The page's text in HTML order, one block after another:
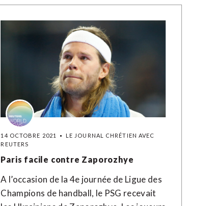
14 OCTOBRE 2021
LE JOURNAL CHRÉTIEN AVEC
REUTERS
Paris facile contre Zaporozhye
A l’occasion de la 4e journée de Ligue des
Champions de handball, le PSG recevait